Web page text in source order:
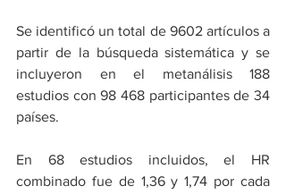
Se identificó un total de 9602 artículos a
partir de la búsqueda sistemática y se
incluyeron en el metanálisis 188
estudios con 98 468 participantes de 34
países.
En 68 estudios incluidos, el HR
combinado fue de 1,36 y 1,74 por cada